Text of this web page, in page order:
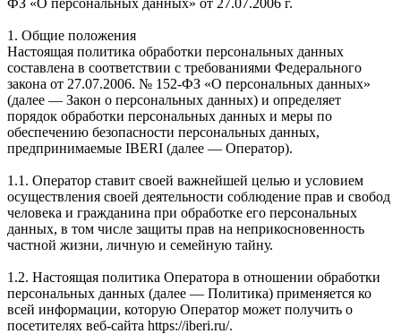
1. Общие положения
Настоящая политика обработки персональных данных
составлена в соответствии с требованиями Федерального
закона от 27.07.2006. № 152-ФЗ «О персональных данных»
(далее — Закон о персональных данных) и определяет
порядок обработки персональных данных и меры по
обеспечению безопасности персональных данных,
предпринимаемые IBERI (далее — Оператор).
1.1. Оператор ставит своей важнейшей целью и условием
осуществления своей деятельности соблюдение прав и свобод
человека и гражданина при обработке его персональных
данных, в том числе защиты прав на неприкосновенность
частной жизни, личную и семейную тайну.
1.2. Настоящая политика Оператора в отношении обработки
персональных данных (далее — Политика) применяется ко
всей информации, которую Оператор может получить о
посетителях веб-сайта https://iberi.ru/.